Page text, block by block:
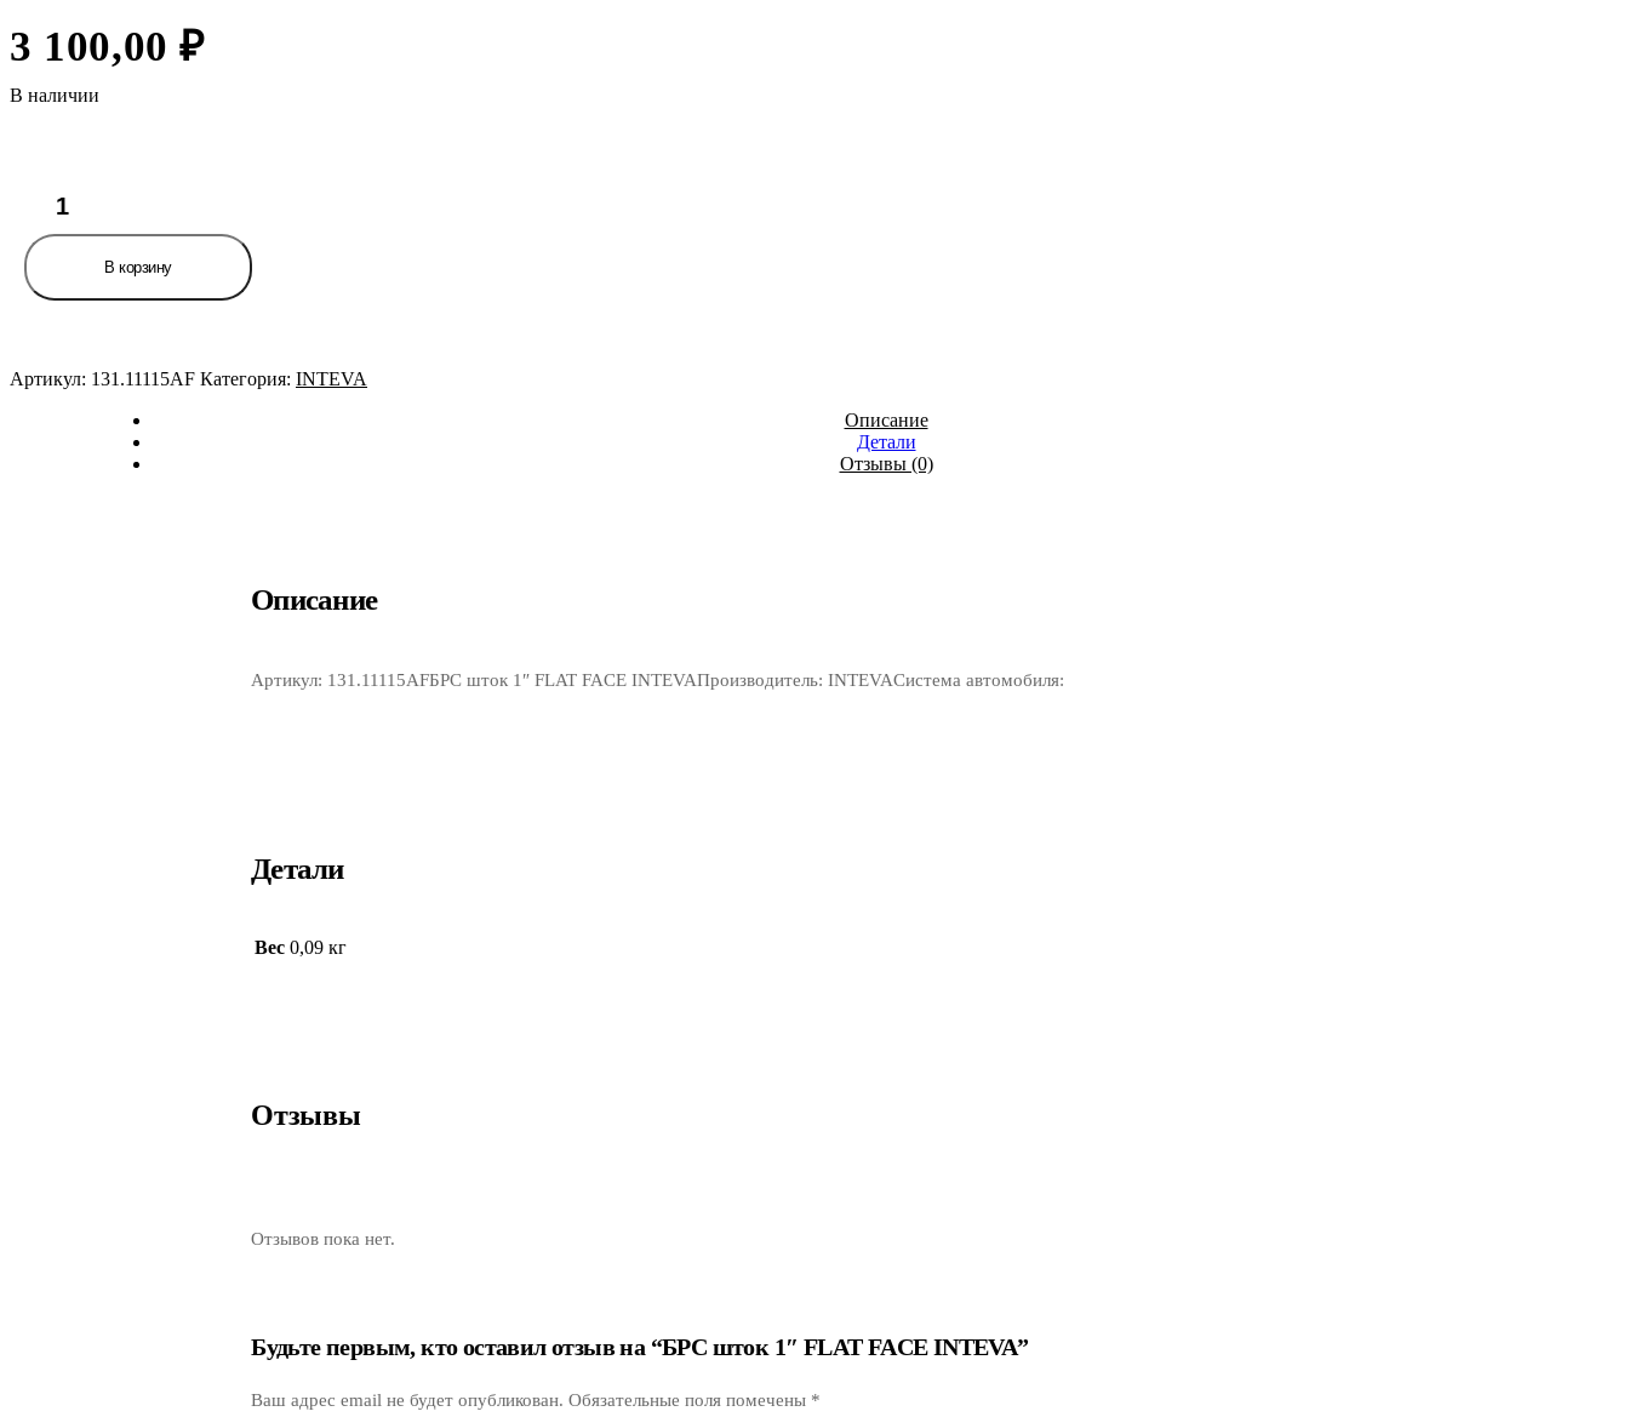
3 100,00₽
В наличии
товара
шток
1"
FLAT
В корзину
Артикул: 131.11115AF Категория: INTEVA
Описание
Детали
Отзывы (0)
Описание
Артикул: 131.11115AFБРС шток 1″ FLAT FACE INTEVAПроизводитель: INTEVAСистема автомобиля:
Детали
Вес 0,09 кг
Отзывы
Отзывов пока нет.
Будьте первым, кто оставил отзыв на “БРС шток 1″ FLAT FACE INTEVA”
Ваш адрес email не будет опубликован. Обязательные поля помечены *